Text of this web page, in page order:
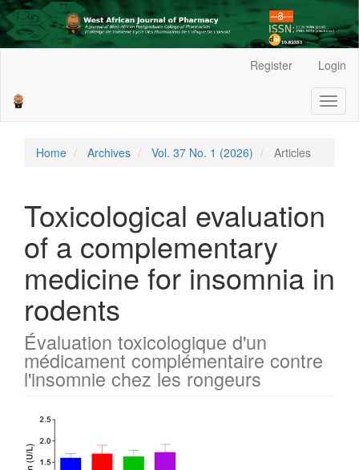
Sidebar
Register Login
Home Archives Vol. 37 No. 1 (2026) Articles
Toxicological evaluation
of a complementary
medicine for insomnia in
rodents
Évaluation toxicologique d'un
médicament complémentaire contre
l'insomnie chez les rongeurs
Article
Sidebar